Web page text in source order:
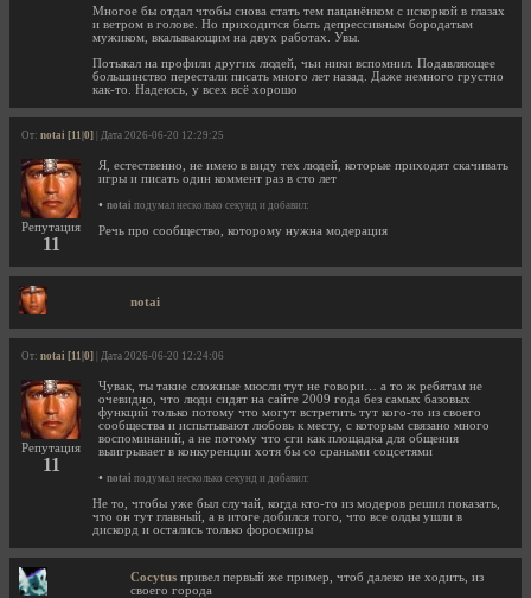
Многое бы отдал чтобы снова стать тем пацанёнком с искоркой в глазах
и ветром в голове. Но приходится быть депрессивным бородатым
мужиком, вкалывающим на двух работах. Увы.
Потыкал на профили других людей, чьи ники вспомнил. Подавляющее
большинство перестали писать много лет назад. Даже немного грустно
как-то. Надеюсь, у всех всё хорошо
От: notai [11|0] | Дата 2026-06-20 12:29:25
Репутация
11
Я, естественно, не имею в виду тех людей, которые приходят скачивать
игры и писать один коммент раз в сто лет
• notai подумал несколько секунд и добавил:
Речь про сообщество, которому нужна модерация
notai
От: notai [11|0] | Дата 2026-06-20 12:24:06
Репутация
11
Чувак, ты такие сложные мюсли тут не говори… а то ж ребятам не
очевидно, что люди сидят на сайте 2009 года без самых базовых
функций только потому что могут встретить тут кого-то из своего
сообщества и испытывают любовь к месту, с которым связано много
воспоминаний, а не потому что сги как площадка для общения
выигрывает в конкуренции хотя бы со сраными соцсетями
• notai подумал несколько секунд и добавил:
Не то, чтобы уже был случай, когда кто-то из модеров решил показать,
что он тут главный, а в итоге добился того, что все олды ушли в
дискорд и остались только форосмиры
Cocytus привел первый же пример, чтоб далеко не ходить, из
своего города